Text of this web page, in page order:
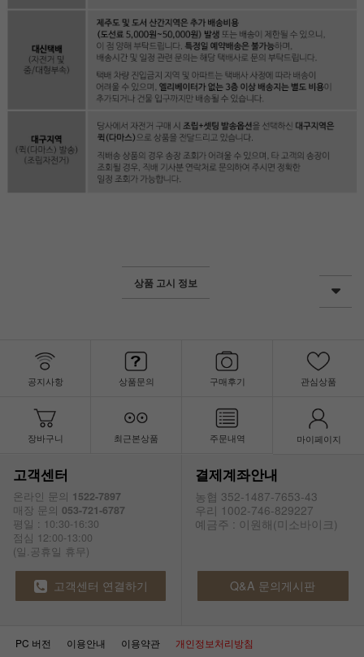
상품 고시 정보
공지사항 상품문의 구매후기 관심상품
장바구니 최근본상품 주문내역 마이페이지
고객센터
온라인 문의 1522-7897
매장 문의 053-721-6787
평일 : 10:30-16:30
점심 12:00-13:00
(일.공휴일 휴무)
결제계좌안내
농협 352-1487-7653-43
우리 1002-746-829227
예금주 : 이원해(미소바이크)
고객센터 연결하기 Q&A 문의게시판
PC 버전 이용안내 이용약관 개인정보처리방침